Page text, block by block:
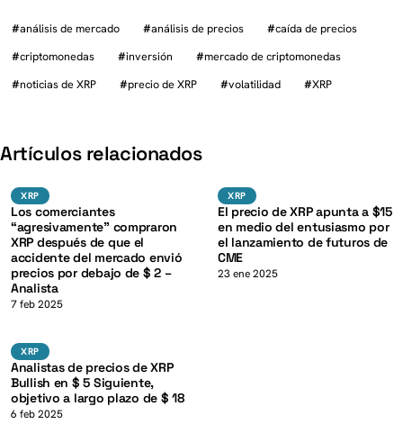
#análisis de mercado #análisis de precios #caída de precios
#criptomonedas #inversión #mercado de criptomonedas
#noticias de XRP #precio de XRP #volatilidad #XRP
Artículos relacionados
XRP K
XRP
Los comerciantes
“agresivamente” compraron
XRP después de que el
accidente del mercado envió
precios por debajo de $ 2 –
Analista
7 feb 2025
XRP
XRP
El precio de XRP apunta a $15
en medio del entusiasmo por
el lanzamiento de futuros de
CME
23 ene 2025
XRP K
XRP
Analistas de precios de XRP
Bullish en $ 5 Siguiente,
objetivo a largo plazo de $ 18
6 feb 2025